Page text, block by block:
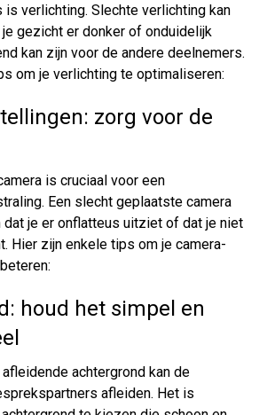
verlichting. Slechte verlichting kan
gezicht er donker of onduidelijk
kan zijn voor de andere deelnemers.
om je verlichting te optimaliseren:
zorg voor de
is cruciaal voor een
Een slecht geplaatste camera
dat je er onflatteus uitziet of dat je niet
Hier zijn enkele tips om je camera-
houd het simpel en
achtergrond kan de
afleiden. Het is